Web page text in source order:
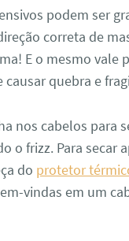
podem ser
correta de
E o mesmo vale
causar quebra e
nos cabelos para
o frizz. Para secar
do protetor
vindas em um